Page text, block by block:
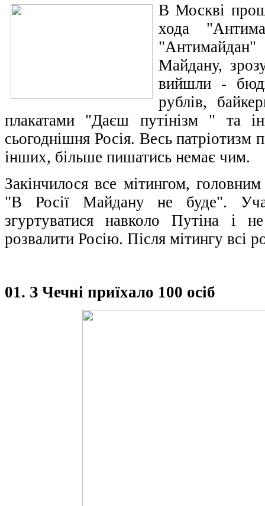
В Москві
хода
Майдану,
вийшли -
рублів,
плакатами "Даєш путінізм " та
сьогоднішня Росія. Весь патріотизм
інших, більше пишатись немає чим.
Закінчилося все мітингом,
"В Росії Майдану не буде".
згуртуватися навколо Путіна і
розвалити Росію. Після мітингу всі
01. З Чечні приїхало 100 осіб